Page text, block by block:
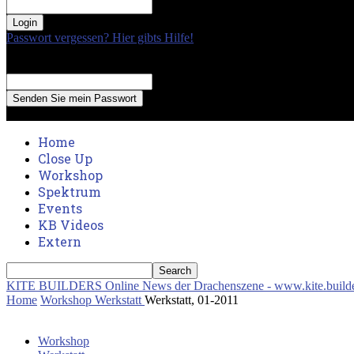
Passwort vergessen? Hier gibts Hilfe!
Home
Close Up
Workshop
Spektrum
Events
KB Videos
Extern
KITE BUILDERS Online News der Drachenszene -
Home Workshop Werkstatt Werkstatt, 01-2011
Workshop